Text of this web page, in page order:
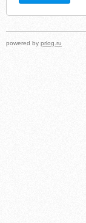
powered by prlog.ru